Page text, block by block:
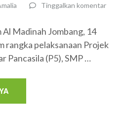
Tinggalkan komentar
Al Madinah Jombang, 14
rangka pelaksanaan Projek
Pancasila (P5), SMP …